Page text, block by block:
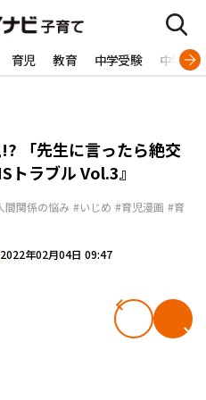
育児 教育 中学受験 中学生
「先生に言ったら絶交
トラブル Vol.3』
間関係の悩み #いじめ #育児漫画 #育
2022年02月04日 09:47